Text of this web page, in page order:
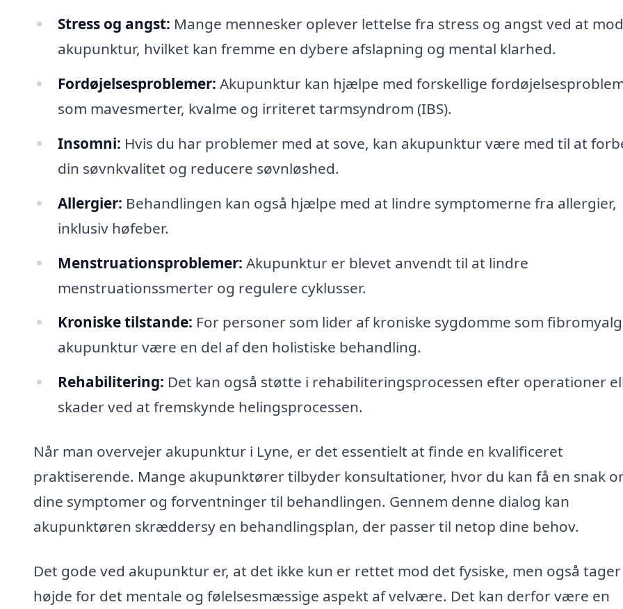
Stress og angst: Mange mennesker oplever lettelse fra stress og angst ved at
akupunktur, hvilket kan fremme en dybere afslapning og mental klarhed.
Fordøjelsesproblemer: Akupunktur kan hjælpe med forskellige
som mavesmerter, kvalme og irriteret tarmsyndrom (IBS).
Insomni: Hvis du har problemer med at sove, kan akupunktur være med til at
din søvnkvalitet og reducere søvnløshed.
Allergier: Behandlingen kan også hjælpe med at lindre symptomerne fra allergier,
inklusiv høfeber.
Menstruationsproblemer: Akupunktur er blevet anvendt til at lindre
menstruationssmerter og regulere cyklusser.
Kroniske tilstande: For personer som lider af kroniske sygdomme som
akupunktur være en del af den holistiske behandling.
Rehabilitering: Det kan også støtte i rehabiliteringsprocessen efter operationer
skader ved at fremskynde helingsprocessen.
Når man overvejer akupunktur i Lyne, er det essentielt at finde en kvalificeret
praktiserende. Mange akupunktører tilbyder konsultationer, hvor du kan få en snak
dine symptomer og forventninger til behandlingen. Gennem denne dialog kan
akupunktøren skræddersy en behandlingsplan, der passer til netop dine behov.
Det gode ved akupunktur er, at det ikke kun er rettet mod det fysiske, men også tager
højde for det mentale og følelsesmæssige aspekt af velvære. Det kan derfor være en